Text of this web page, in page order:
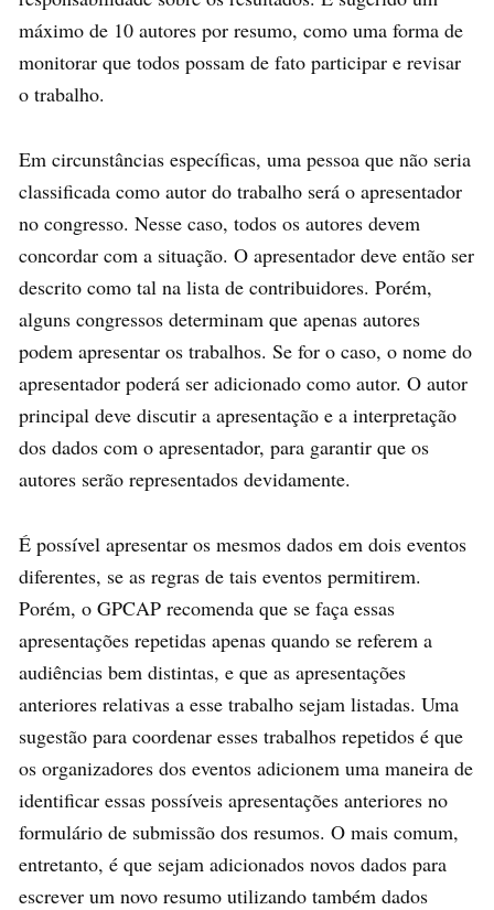
máximo de 10 autores por resumo, como uma forma de
monitorar que todos possam de fato participar e revisar
o trabalho.
Em circunstâncias específicas, uma pessoa que não seria
classificada como autor do trabalho será o apresentador
no congresso. Nesse caso, todos os autores devem
concordar com a situação. O apresentador deve então ser
descrito como tal na lista de contribuidores. Porém,
alguns congressos determinam que apenas autores
podem apresentar os trabalhos. Se for o caso, o nome do
apresentador poderá ser adicionado como autor. O autor
principal deve discutir a apresentação e a interpretação
dos dados com o apresentador, para garantir que os
autores serão representados devidamente.
É possível apresentar os mesmos dados em dois eventos
diferentes, se as regras de tais eventos permitirem.
Porém, o GPCAP recomenda que se faça essas
apresentações repetidas apenas quando se referem a
audiências bem distintas, e que as apresentações
anteriores relativas a esse trabalho sejam listadas. Uma
sugestão para coordenar esses trabalhos repetidos é que
os organizadores dos eventos adicionem uma maneira de
identificar essas possíveis apresentações anteriores no
formulário de submissão dos resumos. O mais comum,
entretanto, é que sejam adicionados novos dados para
escrever um novo resumo utilizando também dados